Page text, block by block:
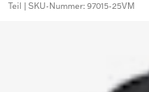
Teil | SKU-Nummer: 97015-25VM